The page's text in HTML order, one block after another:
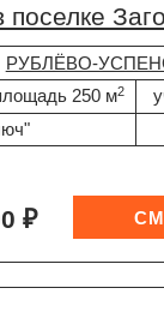
поселке
РУБЛЁВО-
250 м2
₽